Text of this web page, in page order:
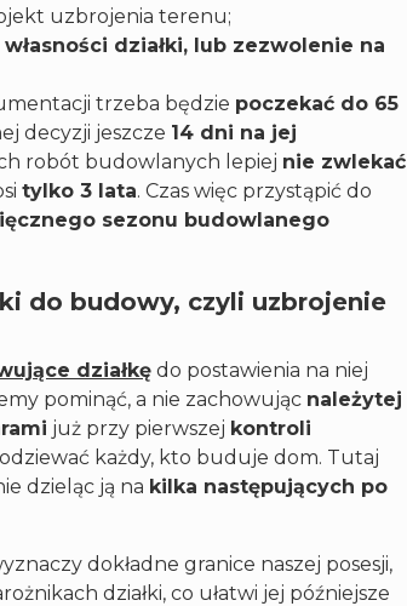
uzbrojenia terenu;
działki, lub zezwolenie na
trzeba będzie poczekać do 65
decyzji jeszcze 14 dni na jej
robót budowlanych lepiej nie zwlekać
tylko 3 lata. Czas więc przystąpić do
sezonu budowlanego
do budowy, czyli uzbrojenie
działkę do postawienia na niej
pominąć, a nie zachowując należytej
już przy pierwszej kontroli
każdy, kto buduje dom. Tutaj
dzieląc ją na kilka następujących po
dokładne granice naszej posesji,
działki, co ułatwi jej późniejsze